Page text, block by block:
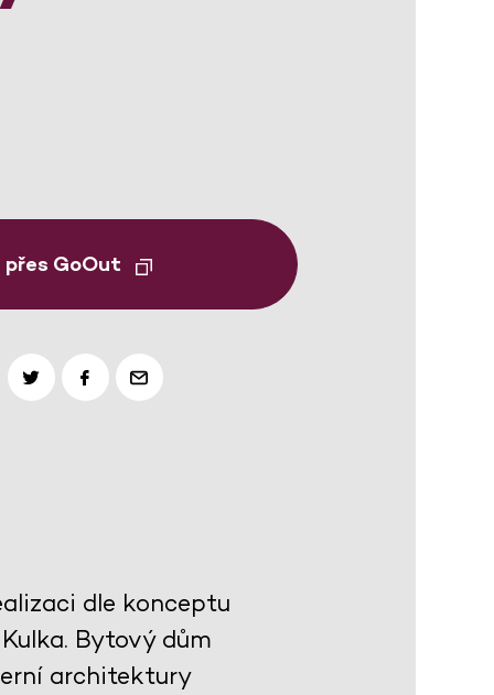
GoOut
dle konceptu
Bytový dům
architektury